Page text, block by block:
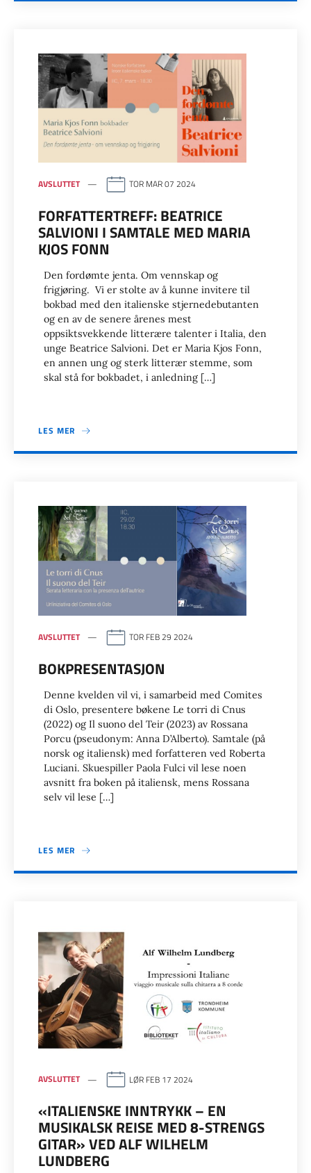
AVSLUTTET TOR MAR 07 2024
FORFATTERTREFF: BEATRICE
SALVIONI I SAMTALE MED MARIA
KJOS FONN
Den fordømte jenta. Om vennskap og
frigjøring. Vi er stolte av å kunne invitere til
bokbad med den italienske stjernedebutanten
og en av de senere årenes mest
oppsiktsvekkende litterære talenter i Italia, den
unge Beatrice Salvioni. Det er Maria Kjos Fonn,
en annen ung og sterk litterær stemme, som
skal stå for bokbadet, i anledning […]
LES MER
AVSLUTTET TOR FEB 29 2024
BOKPRESENTASJON
Denne kvelden vil vi, i samarbeid med Comites
di Oslo, presentere bøkene Le torri di Cnus
(2022) og Il suono del Teir (2023) av Rossana
Porcu (pseudonym: Anna D’Alberto). Samtale (på
norsk og italiensk) med forfatteren ved Roberta
Luciani. Skuespiller Paola Fulci vil lese noen
avsnitt fra boken på italiensk, mens Rossana
selv vil lese […]
LES MER
AVSLUTTET LØR FEB 17 2024
«ITALIENSKE INNTRYKK – EN
MUSIKALSK REISE MED 8-STRENGS
GITAR» VED ALF WILHELM
LUNDBERG